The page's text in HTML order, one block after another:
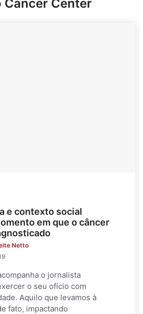
Cancer Center
e contexto social
em que o câncer
Netto
o jornalista
o seu ofício com
Aquilo que levamos à
fato, impactando